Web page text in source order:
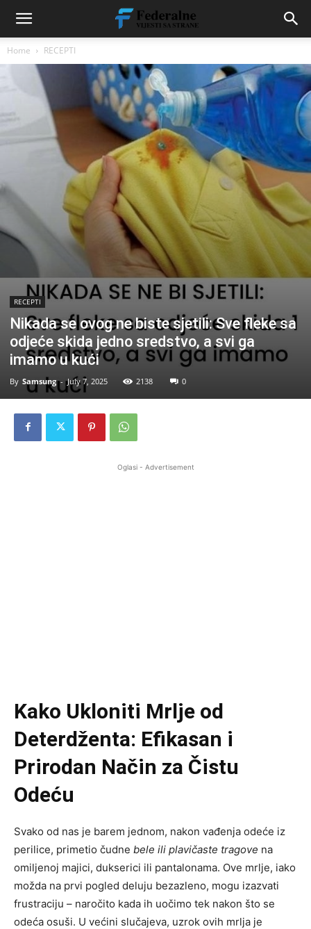
Home RECEPTI
RECEPTI
Nikada se ovog ne biste sjetili: Sve fleke sa
odjeće skida jedno sredstvo, a svi ga
imamo u kući
By Samsung - July 7, 2025 2138 0
Oglasi - Advertisement
Kako Ukloniti Mrlje od
Deterdženta: Efikasan i
Prirodan Način za Čistu
Odeću
Svako od nas je barem jednom, nakon vađenja odeće iz
perilice, primetio čudne bele ili plavičaste tragove na
omiljenoj majici, dukserici ili pantalonama. Ove mrlje, iako
možda na prvi pogled deluju bezazleno, mogu izazvati
frustraciju – naročito kada ih uočimo tek nakon što se
odeća osuši. U većini slučajeva, uzrok ovih mrlja je